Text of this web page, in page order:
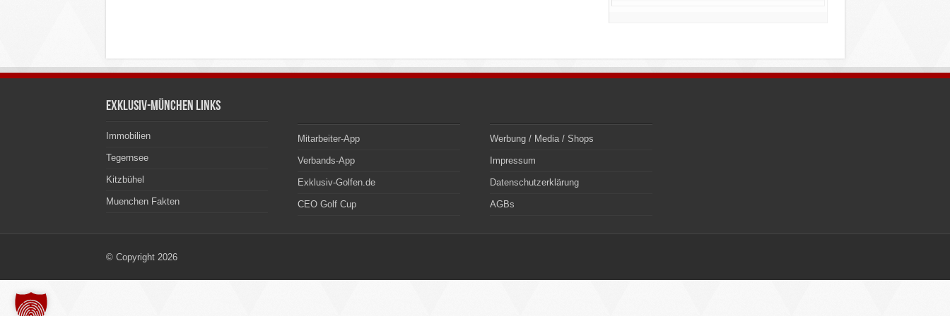
Exklusiv-München Links
Immobilien
Tegernsee
Kitzbühel
Muenchen Fakten
Mitarbeiter-App
Verbands-App
Exklusiv-Golfen.de
CEO Golf Cup
Werbung / Media / Shops
Impressum
Datenschutzerklärung
AGBs
© Copyright 2026